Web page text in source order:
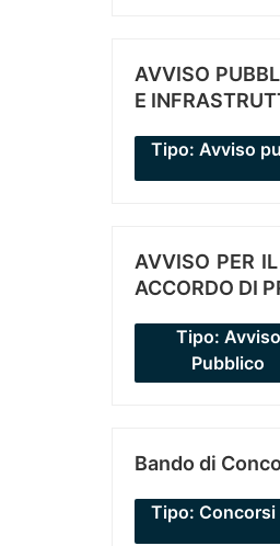
AVVISO
E
Tipo: Avviso
AVVISO PER
ACCORDO DI
Tipo: Avviso
Pubblico
Bando di
Tipo: Concorsi